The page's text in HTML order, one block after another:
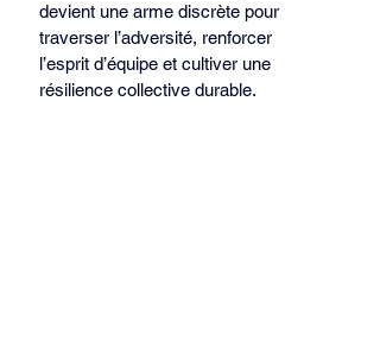
devient une arme discrète pour
traverser l’adversité, renforcer
l’esprit d’équipe et cultiver une
résilience collective durable.